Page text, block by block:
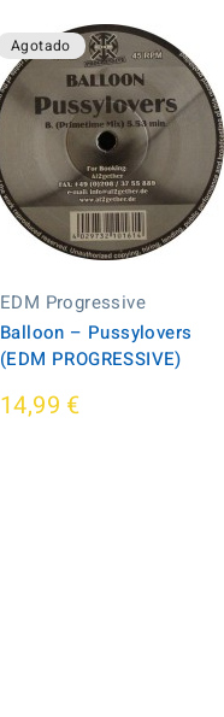
Agotado
EDM Progressive
Balloon ‎– Pussylovers
(EDM PROGRESSIVE)
14,99 €